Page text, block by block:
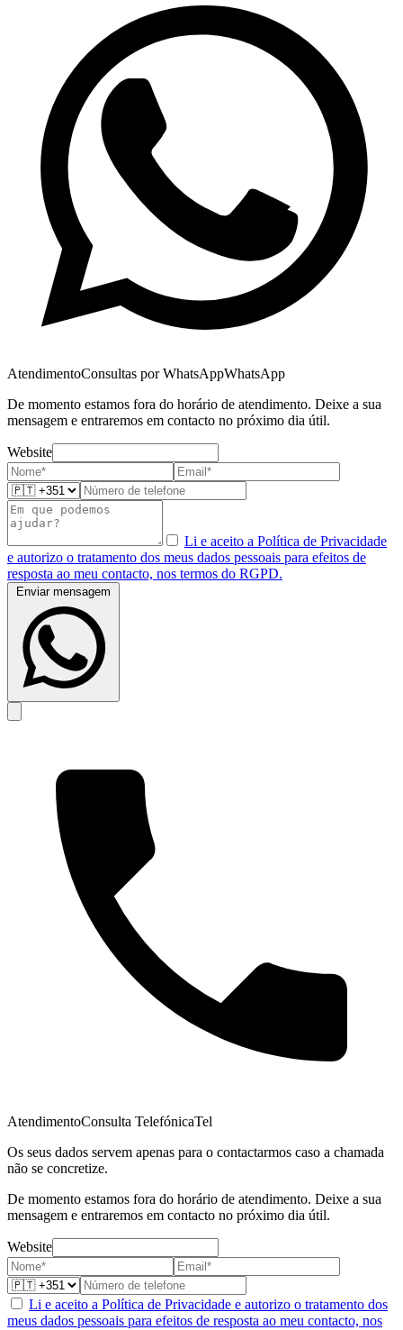
AtendimentoConsultas por WhatsAppWhatsApp
De momento estamos fora do horário de atendimento. Deixe a sua
mensagem e entraremos em contacto no próximo dia útil.
Website
Li e aceito a Política de Privacidade
e autorizo o tratamento dos meus dados pessoais para efeitos de
resposta ao meu contacto, nos termos do RGPD.
AtendimentoConsulta TelefónicaTel
Os seus dados servem apenas para o contactarmos caso a chamada
não se concretize.
De momento estamos fora do horário de atendimento. Deixe a sua
mensagem e entraremos em contacto no próximo dia útil.
Website
Li e aceito a Política de Privacidade e autorizo o tratamento dos
meus dados pessoais para efeitos de resposta ao meu contacto, nos